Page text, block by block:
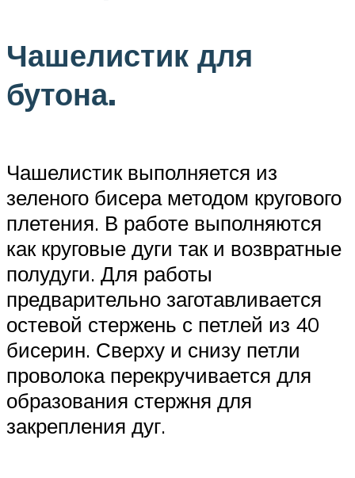
Чашелистик для
бутона.
Чашелистик выполняется из
зеленого бисера методом кругового
плетения. В работе выполняются
как круговые дуги так и возвратные
полудуги. Для работы
предварительно заготавливается
остевой стержень с петлей из 40
бисерин. Сверху и снизу петли
проволока перекручивается для
образования стержня для
закрепления дуг.